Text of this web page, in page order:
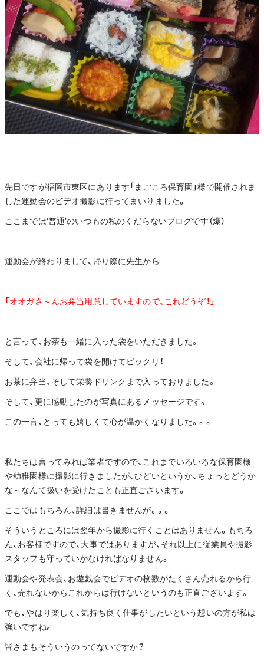
先日ですが福岡市東区にあります「まごころ保育園」様で開催されま
した運動会のビデオ撮影に行ってまいりました。
ここまでは‘普通’のいつもの私のくだらないブログです（爆）
運動会が終わりまして、帰り際に先生から
「オオガさ～んお弁当用意していますので、これどうぞ！」
と言って、お茶も一緒に入った袋をいただきました。
そして、会社に帰って袋を開けてビックリ！
お茶に弁当、そして栄養ドリンクまで入っておりました。
そして、更に感動したのが写真にあるメッセージです。
この一言、とっても嬉しくて心が温かくなりました。。。
私たちは言ってみれば業者ですので、これまでいろいろな保育園様
や幼稚園様に撮影に行きましたが、ひどいというか、ちょっとどうか
な～なんて扱いを受けたことも正直ございます。
ここではもちろん、詳細は書きませんが。。。
そういうところには翌年から撮影に行くことはありません。もちろ
ん、お客様ですので、大事ではありますが、それ以上に従業員や撮影
スタッフも守っていかなければなりません。
運動会や発表会、お遊戯会でビデオの枚数がたくさん売れるから行
く、売れないからこれからは行けないというのも正直ございます。
でも、やはり楽しく、気持ち良く仕事がしたいという想いの方が私は
強いですね。
皆さまもそういうのってないですか？